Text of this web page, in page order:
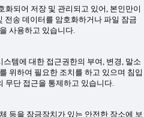
화되어 저장 및 관리되고 있어, 본인만이
전송 데이터를 암호화하거나 파일 잠금
사용하고 있습니다.
템에 대한 접근권한의 부여, 변경, 말소
위하여 필요한 조치를 하고 있으며 침입
무단 접근을 통제하고 있습니다.
등을 잠금장치가 있는 안전한 장소에 보